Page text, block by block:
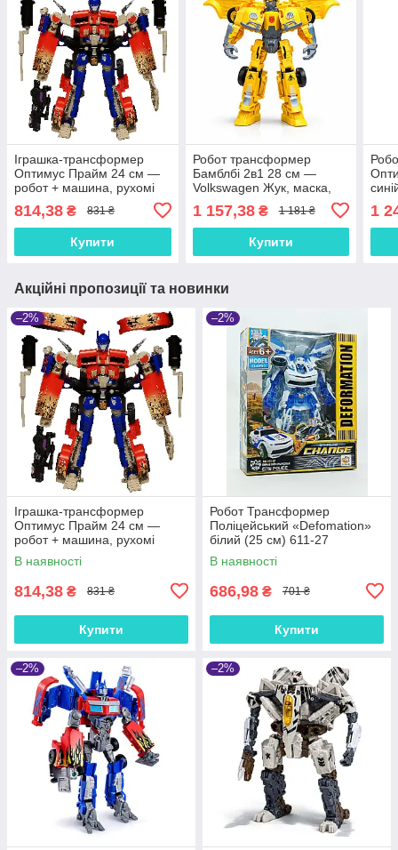
Іграшка-трансформер
Оптимус Прайм 24 см —
робот + машина, рухомі
814,38 ₴ 831 ₴
Купити
Робот трансформер
Бамблбі 2в1 28 см —
Volkswagen Жук, маска,
1 157,38₴ 1 181 ₴
Купити
для
1
Акційні пропозиції та новинки
–2%
Іграшка-трансформер
Оптимус Прайм 24 см —
робот + машина, рухомі
частини, 611-15B
В наявності
814,38 ₴ 831 ₴
Купити
–2%
Робот Трансформер
Поліцейський «Defomation»
білий (25 см) 611-27
В наявності
686,98 ₴ 701 ₴
Купити
–2% –2%